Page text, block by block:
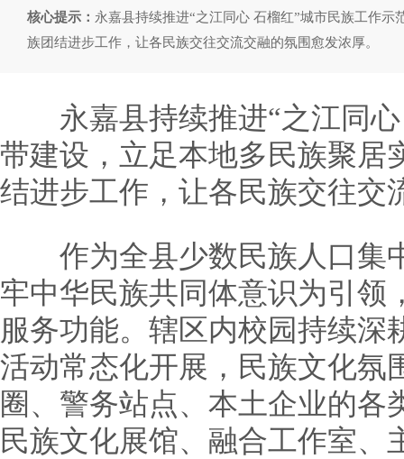
核心提示： 永嘉县持续推进“之江同心 石榴红”城市民族工作
族团结进步工作，让各民族交往交流交融的氛围愈发浓厚。
永嘉县持续推进“之江同心
带建设，立足本地多民族聚居
结进步工作，让各民族交往交
作为全县少数民族人口集
牢中华民族共同体意识为引领
服务功能。辖区内校园持续深
活动常态化开展，民族文化氛
圈、警务站点、本土企业的各
民族文化展馆、融合工作室、